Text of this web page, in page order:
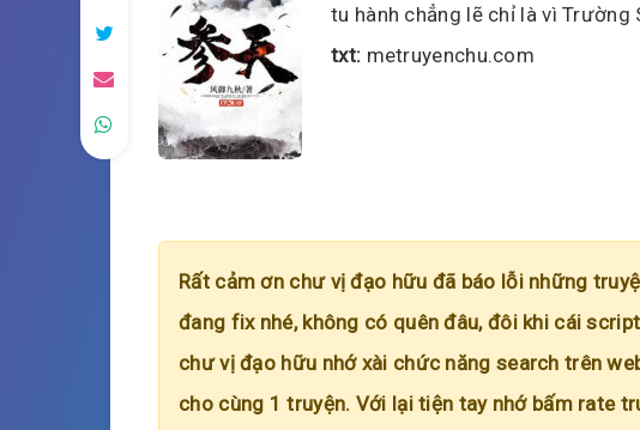
tu hành chẳng lẽ chỉ là vì Trường
txt: metruyenchu.com
Rất cảm ơn chư vị đạo hữu đã báo lỗi những
đang fix nhé, không có quên đâu, đôi khi cái
chư vị đạo hữu nhớ xài chức năng search trên
cho cùng 1 truyện. Với lại tiện tay nhớ bấm rate